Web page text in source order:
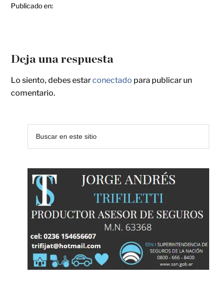
Publicado en:
Deja una respuesta
Lo siento, debes estarconectado para publicar un
comentario.